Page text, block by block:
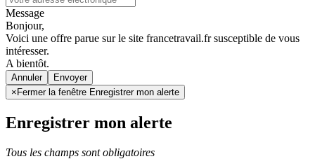
Message
Bonjour,
Voici une offre parue sur le site francetravail.fr susceptible de vous
intéresser.
A bientôt.
Annuler
× Fermer la fenêtre Enregistrer mon alerte
Enregistrer mon alerte
Tous les champs sont obligatoires